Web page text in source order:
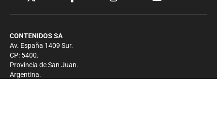
CONTENIDOS SA
Av. España 1409 Sur.
CP: 5400.
Provincia de San Juan.
Argentina.